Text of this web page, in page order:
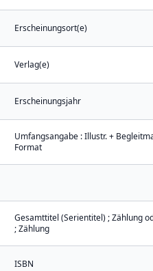
Erscheinungsort(e)
Verlag(e)
Erscheinungsjahr
Umfangsangabe : Illustr. +
Format
Gesamttitel (Serientitel) ; Zählung
; Zählung
ISBN